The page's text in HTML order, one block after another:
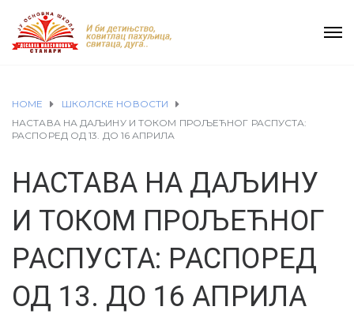
HOME
ШКОЛСКЕ НОВОСТИ
НАСТАВА НА ДАЉИНУ И ТОКОМ ПРОЉЕЋНОГ РАСПУСТА:
РАСПОРЕД ОД 13. ДО 16 АПРИЛА
НАСТАВА НА ДАЉИНУ
И ТОКОМ ПРОЉЕЋНОГ
РАСПУСТА: РАСПОРЕД
ОД 13. ДО 16 АПРИЛА